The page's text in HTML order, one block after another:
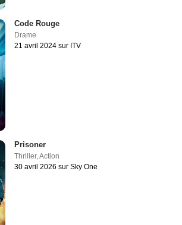
Code Rouge
Drame
21 avril 2024 sur ITV
Prisoner
Thriller,Action
30 avril 2026 sur Sky One